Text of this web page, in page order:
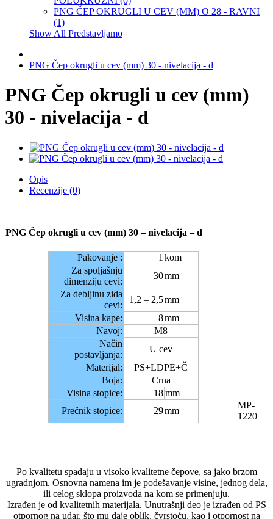
PNG ČEP OKRUGLI U CEV (MM) O 28 - RAVNI
(1)
Show All Predstavljamo
PNG Čep okrugli u cev (mm) 30 - nivelacija - d
PNG Čep okrugli u cev (mm)
30 - nivelacija - d
Opis
Recenzije (0)
PNG Čep okrugli u cev (mm) 30 – nivelacija – d
Pakovanje : 1 kom
Za spoljašnju
dimenziju cevi:
30mm
Za debljinu zida
cevi:
1,2 – 2,5mm
Visina kape:
8mm
Navoj:
M8
Način
postavljanja:
U cev
Materijal:
PS+LDPE+Č
Boja:
Crna
Visina stopice:
18mm
Prečnik stopice:
29mm
MP-
1220
Po kvalitetu spadaju u visoko kvalitetne čepove, sa jako brzom
ugradnjom. Osnovna namena im je podešavanje visine, jednog dela,
ili celog sklopa proizvoda na kom se primenjuju.
Izrađen je od kvalitetnih materijala. Unutrašnji deo je izrađen od PS
otpornog na udar, što mu daje oblik, čvrstoću, kao i otpornost na